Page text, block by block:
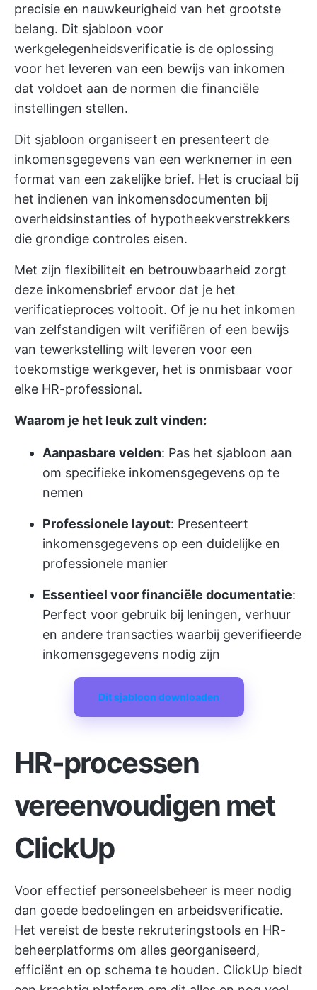
precisie en nauwkeurigheid van het grootste
belang. Dit sjabloon voor
werkgelegenheidsverificatie is de oplossing
voor het leveren van een bewijs van inkomen
dat voldoet aan de normen die financiële
instellingen stellen.
Dit sjabloon organiseert en presenteert de
inkomensgegevens van een werknemer in een
format van een zakelijke brief. Het is cruciaal bij
het indienen van inkomensdocumenten bij
overheidsinstanties of hypotheekverstrekkers
die grondige controles eisen.
Met zijn flexibiliteit en betrouwbaarheid zorgt
deze inkomensbrief ervoor dat je het
verificatieproces voltooit. Of je nu het inkomen
van zelfstandigen wilt verifiëren of een bewijs
van tewerkstelling wilt leveren voor een
toekomstige werkgever, het is onmisbaar voor
elke HR-professional.
Waarom je het leuk zult vinden:
Aanpasbare velden: Pas het sjabloon aan
om specifieke inkomensgegevens op te
nemen
Professionele layout: Presenteert
inkomensgegevens op een duidelijke en
professionele manier
Essentieel voor financiële documentatie:
Perfect voor gebruik bij leningen, verhuur
en andere transacties waarbij geverifieerde
inkomensgegevens nodig zijn
Dit sjabloon downloaden
HR-processen
vereenvoudigen met
ClickUp
Voor effectief personeelsbeheer is meer nodig
dan goede bedoelingen en arbeidsverificatie.
Het vereist de beste rekruteringstools en HR-
beheerplatforms om alles georganiseerd,
efficiënt en op schema te houden. ClickUp biedt